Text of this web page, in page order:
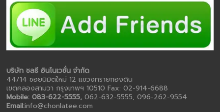
บริษัท ชลธี อินโนเวชั่น จำกัด
44/14 ซอยนิมิตใหม่ 12 แขวงทรายกองดิน
เขตคลองสามวา กรุงเทพฯ 10510 Fax: 02-914-6688
Mobile: 083-622-5555,062-632-5555, 096-262-9554
Email:info@chonlatee.com